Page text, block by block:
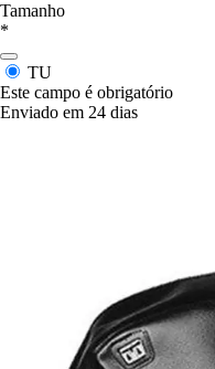
Tamanho
*
TU
Este campo é obrigatório
Enviado em 24 dias